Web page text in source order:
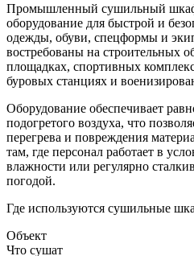
Промышленный сушильный
оборудование для быстрой и
одежды, обуви, спецформы и
востребованы на строительных
площадках, спортивных
буровых станциях и
Оборудование обеспечивает
подогретого воздуха, что
перегрева и повреждения
там, где персонал работает в
влажности или регулярно
погодой.
Где используются сушильные
Объект
Что сушат